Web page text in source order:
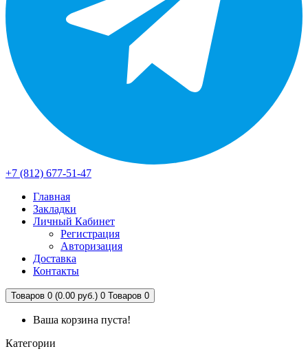
+7 (812) 677-51-47
Главная
Закладки
Личный Кабинет
Регистрация
Авторизация
Доставка
Контакты
Товаров 0 (0.00 руб.) 0 Товаров 0
Ваша корзина пуста!
Категории